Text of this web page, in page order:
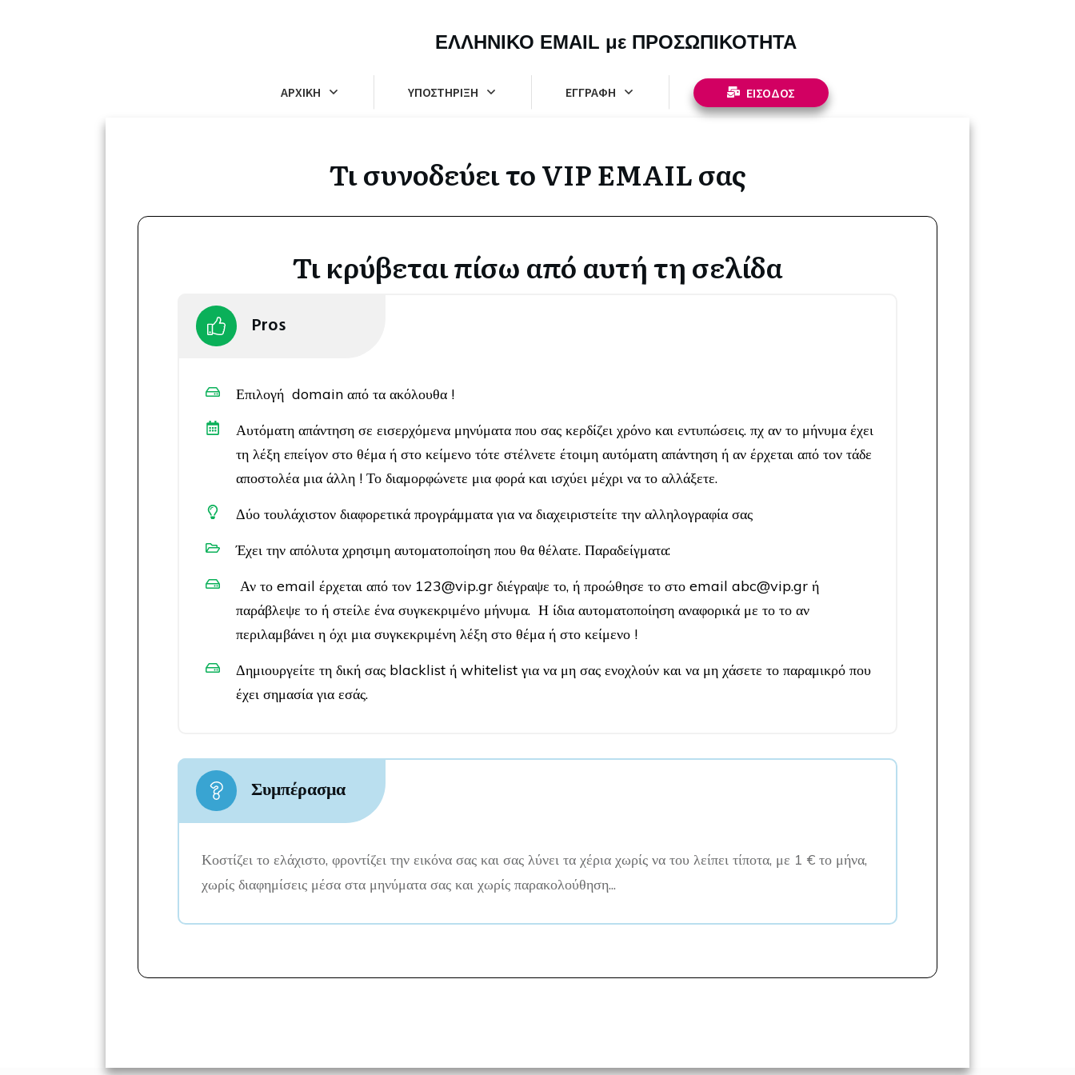
ΕΛΛΗΝΙΚΟ EMAIL με ΠΡΟΣΩΠΙΚΟΤΗΤΑ
ΑΡΧΙΚΗ ΥΠΟΣΤΗΡΙΞΗ ΕΓΓΡΑΦΗ ΕΙΣΟΔΟΣ
Τι συνοδεύει το VIP EMAIL σας​
​Τι κρύβεται πίσω από αυτή τη σελίδα
Pros
Επιλογή domain από τα ακόλουθα !
Αυτόματη απάντηση σε εισερχόμενα μηνύματα που σας κερδίζει χρόνο και εντυπώσεις. πχ αν το μήνυμα έχει
τη λέξη επείγον στο θέμα ή στο κείμενο τότε στέλνετε έτοιμη αυτόματη απάντηση ή αν έρχεται από τον τάδε
αποστολέα μια άλλη ! Το διαμορφώνετε μια φορά και ισχύει μέχρι να το αλλάξετε.
​Δύο τουλάχιστον διαφορετικά προγράμματα για να διαχειριστείτε την αλληλογραφία σας
​Έχει την απόλυτα χρησιμη αυτοματοποίηση που θα θέλατε. Παραδείγματα:
Αν το email έρχεται από τον ​123@vip.gr διέγραψε το, ή προώθησε το στο email abc@vip.gr ή
παράβλεψε το ή στείλε ένα συγκεκριμένο μήνυμα. Η ίδια αυτοματοποίηση αναφορικά με το το αν
περιλαμβάνει η όχι μια συγκεκριμένη λέξη στο θέμα ή στο κείμενο !
Δημιουργείτε τη δική σας blacklist ή whitelist για να μη σας ενοχλούν και να μη χάσετε το παραμικρό που
έχει σημασία για εσάς.
​Συμπέρασμα
​Κοστίζει το ελάχιστο, φροντίζει την εικόνα σας και σας λύνει τα χέρια χωρίς να του λείπει τίποτα, με 1 € το μήνα,
χωρίς διαφημίσεις μέσα στα μηνύματα σας και χωρίς παρακολούθηση...